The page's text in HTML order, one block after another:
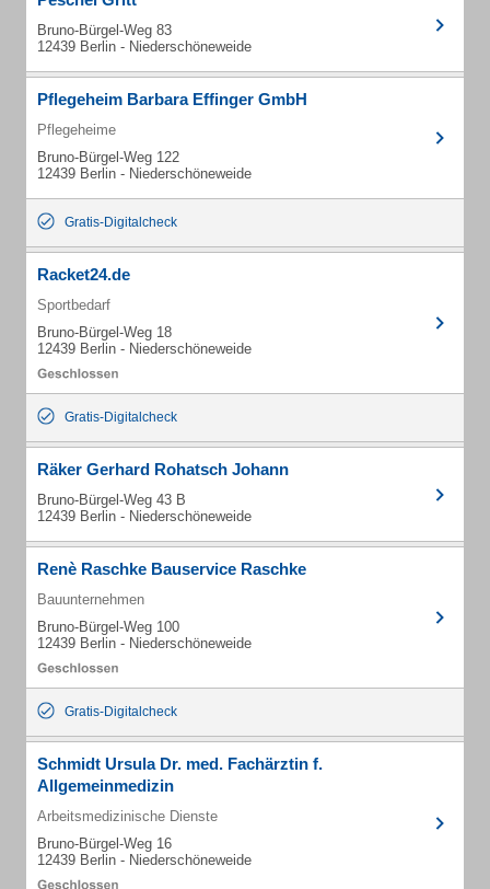
Bruno-Bürgel-Weg 83
12439 Berlin - Niederschöneweide
Pflegeheim Barbara Effinger GmbH
Pflegeheime
Bruno-Bürgel-Weg 122
12439 Berlin - Niederschöneweide
Gratis-Digitalcheck
Racket24.de
Sportbedarf
Bruno-Bürgel-Weg 18
12439 Berlin - Niederschöneweide
Gratis-Digitalcheck
Räker Gerhard Rohatsch Johann
Bruno-Bürgel-Weg 43 B
12439 Berlin - Niederschöneweide
Renè Raschke Bauservice Raschke
Bauunternehmen
Bruno-Bürgel-Weg 100
12439 Berlin - Niederschöneweide
Gratis-Digitalcheck
Schmidt Ursula Dr. med. Fachärztin f.
Allgemeinmedizin
Arbeitsmedizinische Dienste
Bruno-Bürgel-Weg 16
12439 Berlin - Niederschöneweide